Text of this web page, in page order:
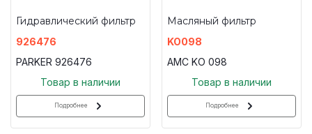
Гидравлический фильтр
926476
PARKER 926476
Товар в наличии
Подробнее
Масляный фильтр
KO098
AMC KO 098
Товар в наличии
Подробнее